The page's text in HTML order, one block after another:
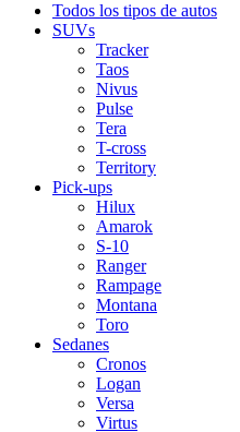
Todos los tipos de autos
SUVs
Tracker
Taos
Nivus
Pulse
Tera
T-cross
Territory
Pick-ups
Hilux
Amarok
S-10
Ranger
Rampage
Montana
Toro
Sedanes
Cronos
Logan
Versa
Virtus